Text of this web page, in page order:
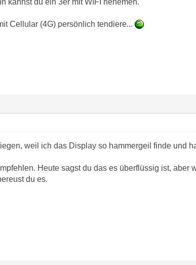
Cellular (4G) persönlich tendiere...
weil ich das Display so hammergeil finde und
Heute sagst du das es überflüssig ist, aber
du es.